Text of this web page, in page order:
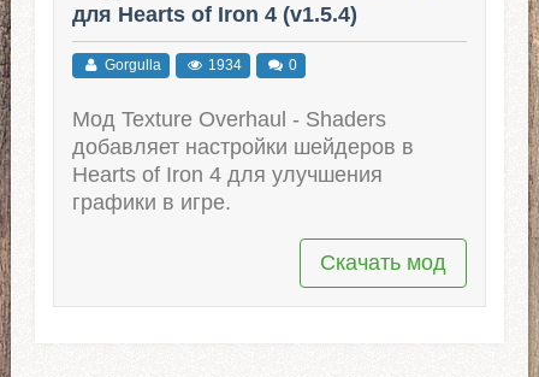
для Hearts of Iron 4 (v1.5.4)
Gorgulla 1934 0
Мод Texture Overhaul - Shaders
добавляет настройки шейдеров в
Hearts of Iron 4 для улучшения
графики в игре.
Скачать мод